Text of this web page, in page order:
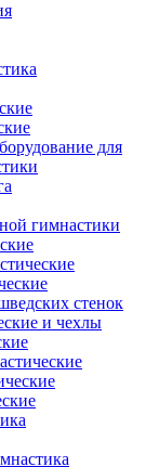
для
гимнастики
стенок
и чехлы